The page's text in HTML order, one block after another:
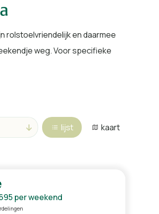
rolstoelvriendelijk en daarmee
weg. Voor specifieke
lijst kaart
per weekend